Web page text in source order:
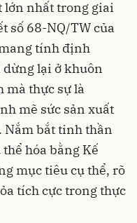
lớn nhất trong giai
số 68-NQ/TW của
tính định
lại ở khuôn
mà thực sự là
mẽ sức sản xuất
Nắm bắt tinh thần
hóa bằng Kế
mục tiêu cụ thể, rõ
tích cực trong thực